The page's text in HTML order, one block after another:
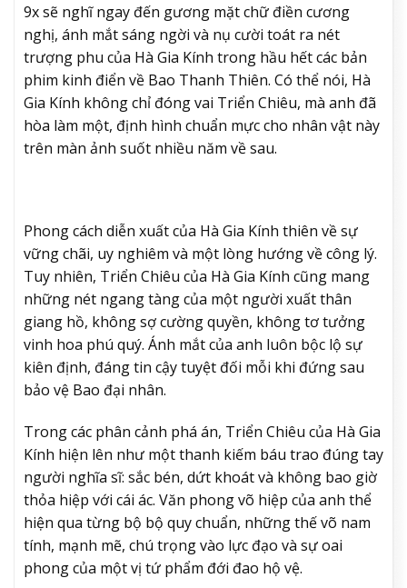
9x sẽ nghĩ ngay đến gương mặt chữ điền cương
nghị, ánh mắt sáng ngời và nụ cười toát ra nét
trượng phu của Hà Gia Kính trong hầu hết các bản
phim kinh điển về Bao Thanh Thiên. Có thể nói, Hà
Gia Kính không chỉ đóng vai Triển Chiêu, mà anh đã
hòa làm một, định hình chuẩn mực cho nhân vật này
trên màn ảnh suốt nhiều năm về sau.
Phong cách diễn xuất của Hà Gia Kính thiên về sự
vững chãi, uy nghiêm và một lòng hướng về công lý.
Tuy nhiên, Triển Chiêu của Hà Gia Kính cũng mang
những nét ngang tàng của một người xuất thân
giang hồ, không sợ cường quyền, không tơ tưởng
vinh hoa phú quý. Ánh mắt của anh luôn bộc lộ sự
kiên định, đáng tin cậy tuyệt đối mỗi khi đứng sau
bảo vệ Bao đại nhân.
Trong các phân cảnh phá án, Triển Chiêu của Hà Gia
Kính hiện lên như một thanh kiếm báu trao đúng tay
người nghĩa sĩ: sắc bén, dứt khoát và không bao giờ
thỏa hiệp với cái ác. Văn phong võ hiệp của anh thể
hiện qua từng bộ bộ quy chuẩn, những thế võ nam
tính, mạnh mẽ, chú trọng vào lực đạo và sự oai
phong của một vị tứ phẩm đới đao hộ vệ.